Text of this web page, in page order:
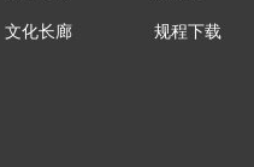
文化长廊 规程下载